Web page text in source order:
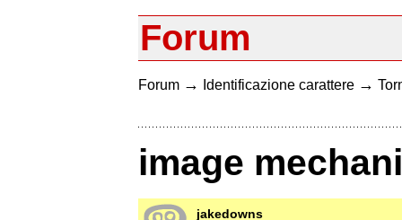
Forum
Forum → Identificazione carattere →
image
jakedowns